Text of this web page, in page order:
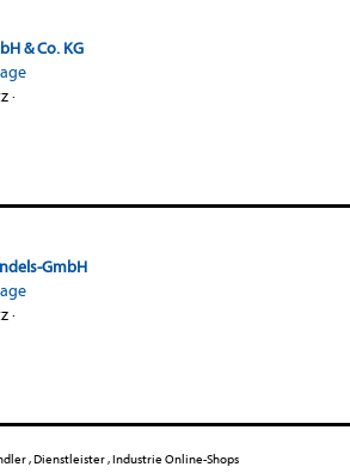
& Co. KG
·
GmbH
·
, Dienstleister , Industrie Online-Shops